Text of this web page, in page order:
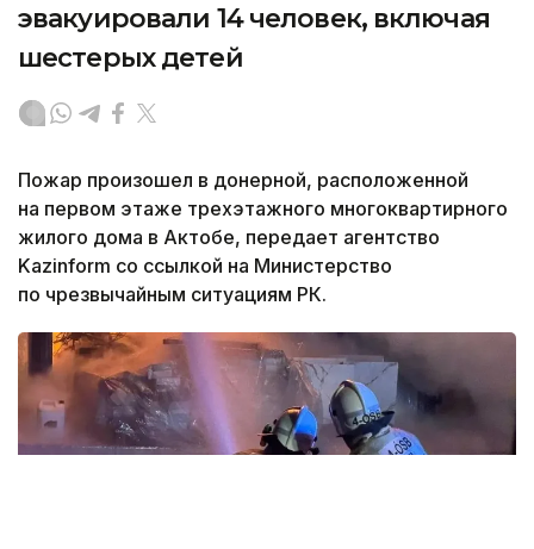
эвакуировали 14 человек, включая
шестерых детей
Пожар произошел в донерной, расположенной
на первом этаже трехэтажного многоквартирного
жилого дома в Актобе, передает агентство
Kazinform со ссылкой на Министерство
по чрезвычайным ситуациям РК.